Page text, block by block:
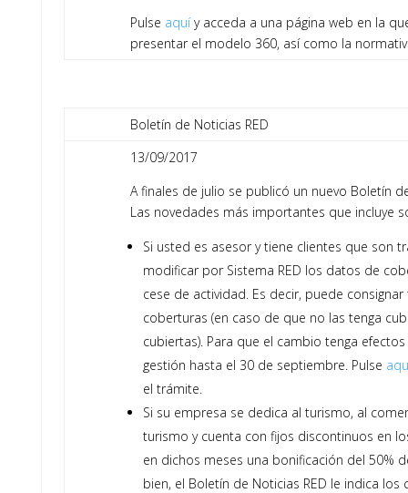
Pulse aquíy acceda a una página web en la
presentar el modelo 360, así como la
Boletín de Noticias RED
13/09/2017
A finales de julio se publicó un nuevo Boletín
Las novedades más importantes que incluye
Si usted es asesor y tiene clientes que son
modificar por Sistema RED los datos de
cese de actividad. Es decir, puede
coberturas (en caso de que no las tenga
cubiertas). Para que el cambio tenga
gestión hasta el 30 de septiembre. Pulse aqu
el trámite.
Si su empresa se dedica al turismo, al
turismo y cuenta con fijos discontinuos en
en dichos meses una bonificación del 50%
bien, el Boletín de Noticias RED le indica